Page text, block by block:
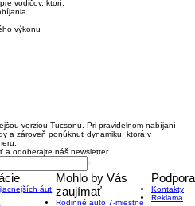
vodičov, ktorí:
výkonu
verziou Tucsonu. Pri pravidelnom nabíjaní
a zároveň ponúknuť dynamiku, ktorá v
a odoberajte náš newsletter
áut
Mohlo by Vás
zaujímať
Rodinné auto 7-miestne
Podpora
Kontakty
Reklama